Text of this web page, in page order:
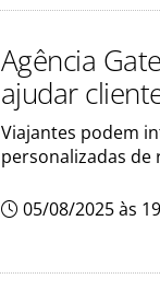
Agência
ajudar
Viajantes podem
personalizadas de
05/08/2025 às